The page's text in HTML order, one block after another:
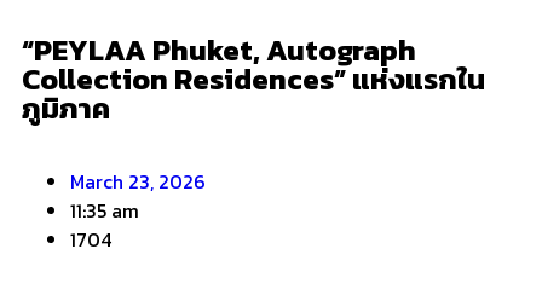
“PEYLAA Phuket, Autograph
Collection Residences” แห่งแรกใน
ภูมิภาค
March 23, 2026
11:35 am
1704